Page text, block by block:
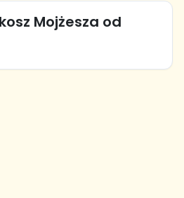
Mojżesza od